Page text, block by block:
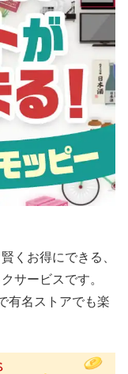
くお得にできる、
サービスです。
有名ストアでも楽